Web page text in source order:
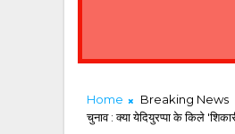
Home Breaking News
चुनाव : क्या येदियुरप्पा के किले